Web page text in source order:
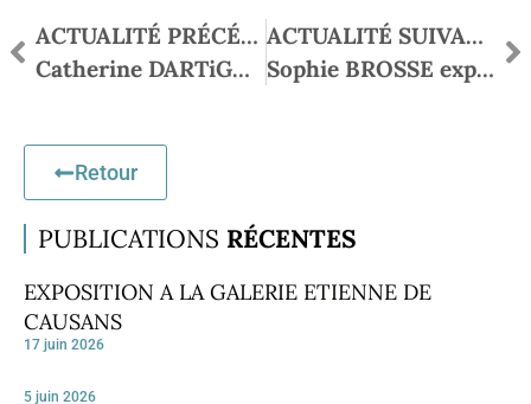
ACTUALITÉ PRÉCÉDENTE
Catherine DARTiGUENAVE n’est plus
ACTUALITÉ SUIVANTE
Sophie BROSSE expose
Retour
PUBLICATIONS RÉCENTES
EXPOSITION A LA GALERIE ETIENNE DE
CAUSANS
17 juin 2026
5 juin 2026